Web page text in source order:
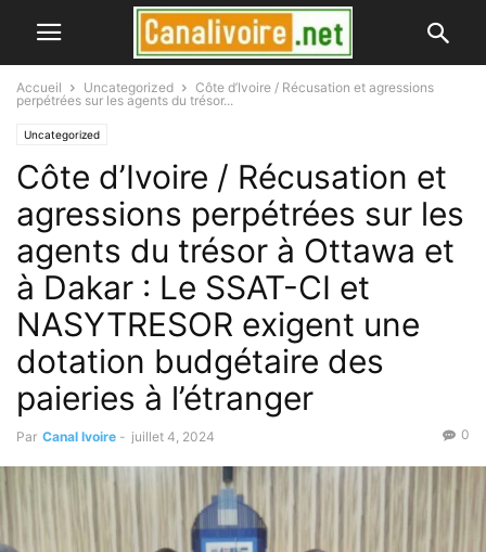
Accueil Uncategorized
Côte d’Ivoire / Récusation et agressions
perpétrées sur les agents du trésor...
Uncategorized
Côte d’Ivoire / Récusation et
agressions perpétrées sur les
agents du trésor à Ottawa et
à Dakar : Le SSAT-CI et
NASYTRESOR exigent une
dotation budgétaire des
paieries à l’étranger
Par Canal Ivoire - juillet 4, 2024 0